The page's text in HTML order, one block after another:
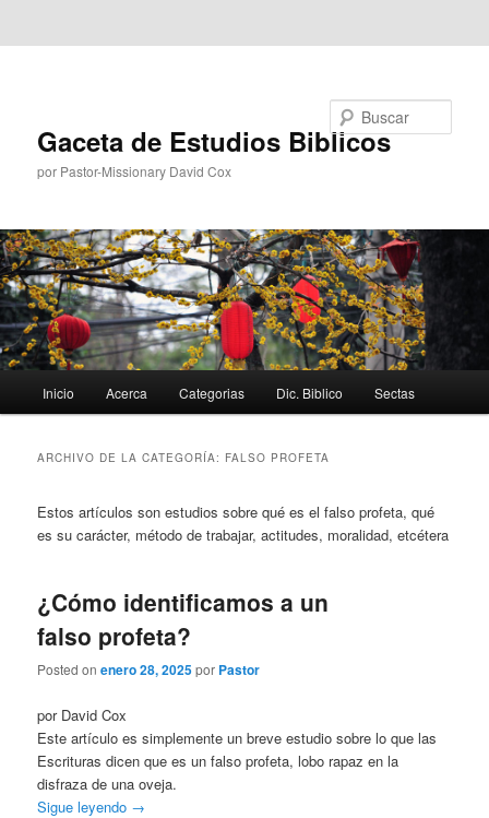
Gaceta de Estudios Biblicos
por Pastor-Missionary David Cox
principal
Inicio Acerca Categorias Dic. Biblico Sectas
ARCHIVO DE LA CATEGORÍA: FALSO PROFETA
Estos artículos son estudios sobre qué es el falso profeta, qué
es su carácter, método de trabajar, actitudes, moralidad, etcétera
¿Cómo identificamos a un
falso profeta?
Posted onenero 28, 2025por Pastor
por David Cox
Este artículo es simplemente un breve estudio sobre lo que las
Escrituras dicen que es un falso profeta, lobo rapaz en la
disfraza de una oveja.
Sigue leyendo →